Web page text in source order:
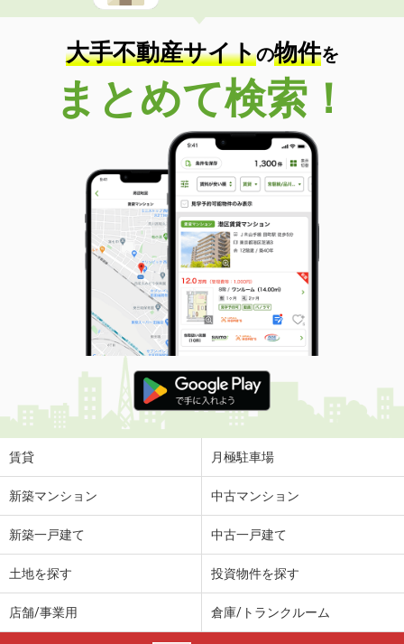
大手不動産サイトの物件を
まとめて検索！
賃貸 月極駐車場
新築マンション 中古マンション
新築一戸建て 中古一戸建て
土地を探す 投資物件を探す
店舗/事業用 倉庫/トランクルーム